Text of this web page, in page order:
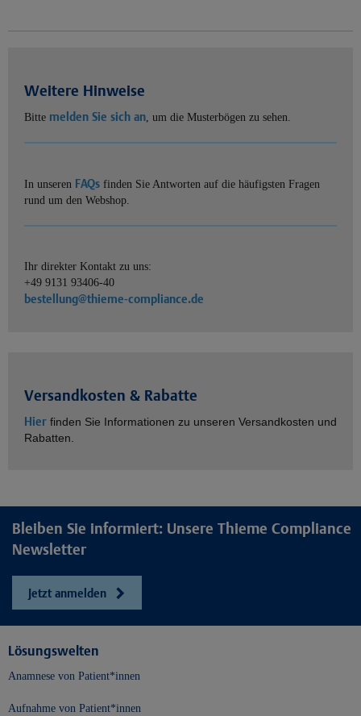
Weitere Hinweise
Bitte melden Sie sich an, um die Musterbögen zu sehen.
In unseren FAQs finden Sie Antworten auf die häufigsten Fragen
rund um den Webshop.
Ihr direkter Kontakt zu uns:
+49 9131 93406-40
bestellung@thieme-compliance.de
Versandkosten & Rabatte
Hier finden Sie Informationen zu unseren Versandkosten und
Rabatten.
Bleiben Sie informiert: Unsere Thieme Compliance
Newsletter
Jetzt anmelden
Lösungswelten
Anamnese von Patient*innen
Aufnahme von Patient*innen